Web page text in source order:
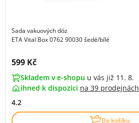
Sada vakuových dóz
ETA Vital Box 0762 90030 šedé/bílé
Cena s DPH:
599 Kč
Skladem v e-shopu u vás již 11. 8.
ihned k dispozici na 39 prodejnách
4.2
Do košíku